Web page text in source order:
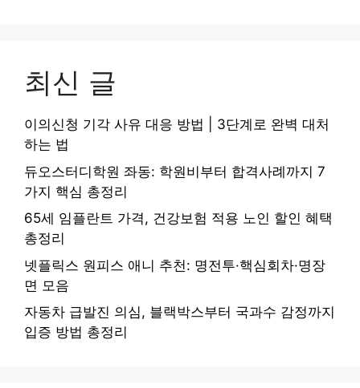
최신 글
이의신청 기각 사유 대응 방법 | 3단계로 완벽 대처
하는 법
듀오스터디학원 좌동: 학원비부터 합격사례까지 7
가지 핵심 총정리
65세 임플란트 가격, 건강보험 적용 노인 할인 혜택
총정리
넷플릭스 원피스 애니 추천: 명전투·핵심회차·명장
면 모음
자동차 급발진 의심, 블랙박스부터 국과수 감정까지
입증 방법 총정리